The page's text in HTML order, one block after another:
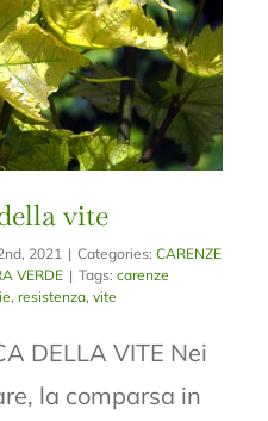
vite
2021 | Categories:CARENZE
VERDE | Tags:carenze
,resistenza,vite
DELLA VITE Nei
la comparsa in